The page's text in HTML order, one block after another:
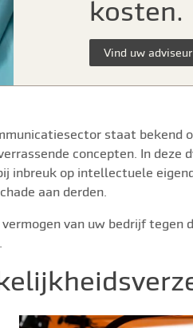
kosten.
Vind uw adviseur
staat bekend
concepten. In deze
op intellectuele
aan derden.
van uw bedrijf tegen